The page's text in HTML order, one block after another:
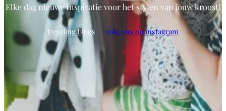
Elke dag nieuwe inspiratie voor het stylen van jouw kroost!
trending blogs volg ons op instagram